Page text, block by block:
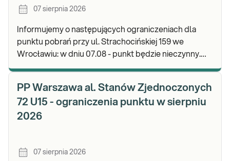
07 sierpnia 2026
Informujemy o następujących ograniczeniach dla
punktu pobrań przy ul. Strachocińskiej 159 we
Wrocławiu: w dniu 07.08 - punkt będzie nieczynny.
PP Warszawa al. Stanów Zjednoczonych
72 U15 - ograniczenia punktu w sierpniu
2026
07 sierpnia 2026